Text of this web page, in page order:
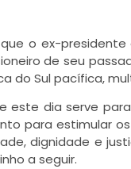
o ex-
de seu
do Sul pacífica,
este dia serve
para estimular
dignidade e
a seguir.